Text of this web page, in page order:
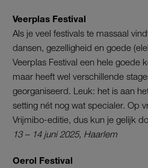
Veerplas Festival
Als je veel festivals te massaal
dansen, gezelligheid en goede
Veerplas Festival een hele goede
maar heeft wel verschillende
georganiseerd. Leuk: het is aan
setting nét nog wat specialer. Op
Vrijmibo-editie, dus kun je gelijk
13 – 14 juni 2025, Haarlem
Oerol Festival